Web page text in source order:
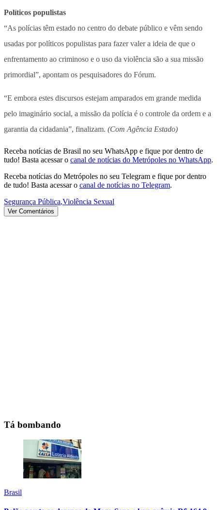
Políticos populistas
“As polícias têm estado no centro do debate público e vêm sendo
usadas por políticos populistas para fazer valer a ideia de que o
enfrentamento ao criminoso e o uso da violência são a sua missão
primordial”, apontam os pesquisadores do Fórum.
“E embora estes discursos estejam amparados em grande medida
pelo imaginário social, a missão da polícia é o controle da ordem e a
garantia da cidadania”, finalizam. (Com Agência Estado)
Receba notícias de Brasil no seu WhatsApp e fique por dentro de
tudo! Basta acessar o canal de notícias do Metrópoles no WhatsApp.
Receba notícias do Metrópoles no seu Telegram e fique por dentro
de tudo! Basta acessar o canal de notícias no Telegram.
Segurança Pública,Violência Sexual
Ver Comentários
Tá bombando
Brasil